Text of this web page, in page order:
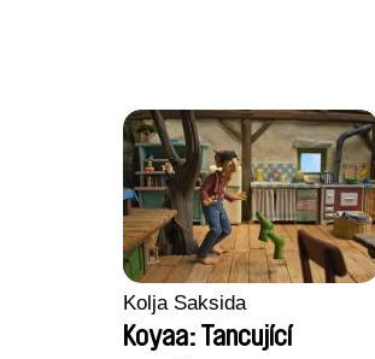
Kolja Saksida
Koyaa: Tancující